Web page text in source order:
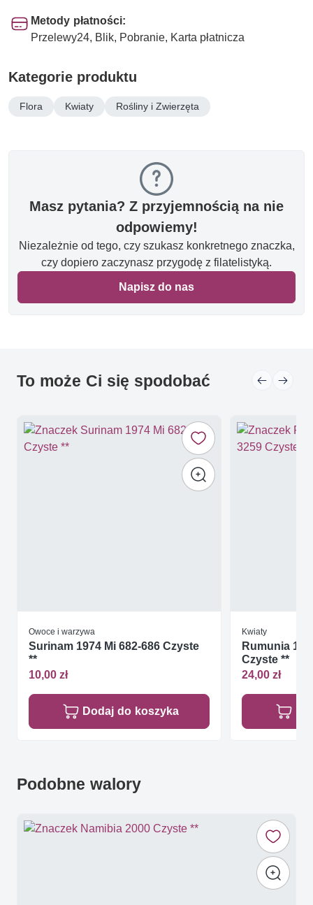
Metody płatności:
Przelewy24, Blik, Pobranie, Karta płatnicza
Kategorie produktu
Flora Kwiaty Rośliny i Zwierzęta
Masz pytania? Z przyjemnością na nie
odpowiemy!
Niezależnie od tego, czy szukasz konkretnego znaczka,
czy dopiero zaczynasz przygodę z filatelistyką.
Napisz do nas
To może Ci się spodobać
Owoce i warzywa
Surinam 1974 Mi 682-686 Czyste
**
10,00 zł
Dodaj do koszyka
Kwiaty
Rumunia
Czyste **
24,00 zł
Podobne walory